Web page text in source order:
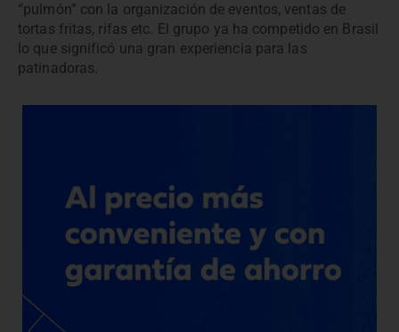
“pulmón” con la organización de eventos, ventas de
tortas fritas, rifas etc. El grupo ya ha competido en Brasil
lo que significó una gran experiencia para las
patinadoras.